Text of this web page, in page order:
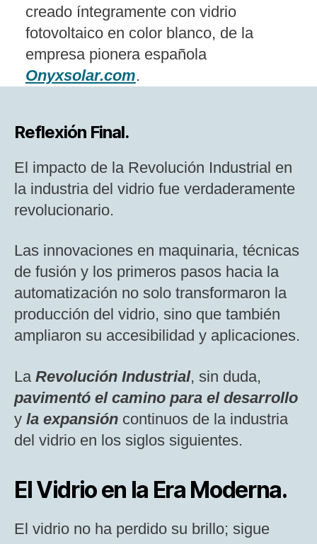
creado íntegramente con vidrio
fotovoltaico en color blanco, de la
empresa pionera española
Onyxsolar.com.
Reflexión Final.
El impacto de la Revolución Industrial en
la industria del vidrio fue verdaderamente
revolucionario.
Las innovaciones en maquinaria, técnicas
de fusión y los primeros pasos hacia la
automatización no solo transformaron la
producción del vidrio, sino que también
ampliaron su accesibilidad y aplicaciones.
La Revolución Industrial, sin duda,
pavimentó el camino para el desarrollo
y la expansión continuos de la industria
del vidrio en los siglos siguientes.
El Vidrio en la Era Moderna.
El vidrio no ha perdido su brillo; sigue